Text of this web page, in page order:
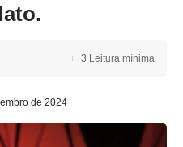
de 2024
3 Leitura mínima